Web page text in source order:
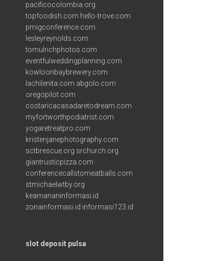
pacificocolombia.org
topfoodish.com hello-trove.com
pmigconference.com
lesleyreynolds.com
tomulrichphotos.com
eventfulweddingplanning.com
kowloonbaybrewery.com
lachilenita.com abgolo.com
oregopilot.com
costaricacasadaretodream.com
myfortworthpodiatrist.com
yogaretreatpro.com
kristenjanephotography.com
sctbrescue.org srchurch.org
giantrusticpizza.com
conferencecallstomeatballs.com
stmichaelwtby.org
keamananinformasi.id
zonainformasi.id informasi123.id
slot deposit pulsa